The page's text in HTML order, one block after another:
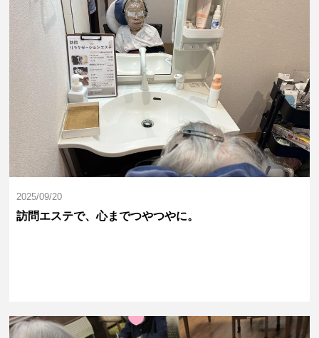
2025/09/20
訪問エステで、心までつやつやに。